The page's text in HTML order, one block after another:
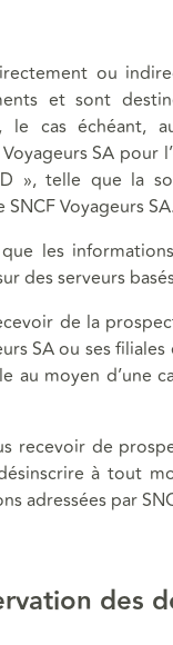
ou
et sont
le cas échéant,
SA pour
», telle que la
Voyageurs SA.
les
des serveurs
de la
SA ou ses
au moyen d’une
recevoir de
à tout
adressées par
des